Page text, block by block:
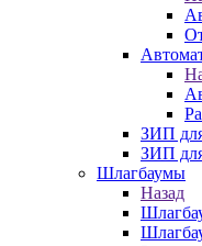
ЗИП
ЗИП
Шлагбаумы
Назад